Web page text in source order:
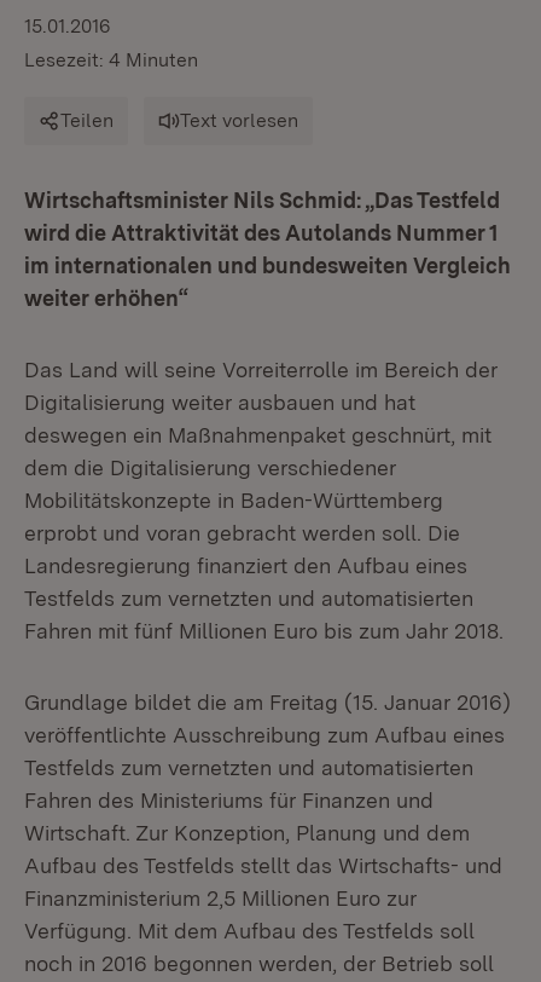
15.01.2016
Lesezeit: 4 Minuten
Teilen Text vorlesen
Wirtschaftsminister Nils Schmid: „Das Testfeld
wird die Attraktivität des Autolands Nummer 1
im internationalen und bundesweiten Vergleich
weiter erhöhen“
Das Land will seine Vorreiterrolle im Bereich der
Digitalisierung weiter ausbauen und hat
deswegen ein Maßnahmenpaket geschnürt, mit
dem die Digitalisierung verschiedener
Mobilitätskonzepte in Baden-Württemberg
erprobt und voran ge­bracht werden soll. Die
Landesregierung finanziert den Aufbau eines
Testfelds zum vernetzten und automatisierten
Fahren mit fünf Millionen Euro bis zum Jahr 2018.
Grundlage bildet die am Freitag (15. Januar 2016)
veröffentlichte Ausschreibung zum Aufbau eines
Testfelds zum vernetzten und automatisierten
Fahren des Mi­nisteriums für Finanzen und
Wirtschaft. Zur Konzeption, Planung und dem
Auf­bau des Testfelds stellt das Wirtschafts- und
Finanzministerium 2,5 Millionen Eu­ro zur
Verfügung. Mit dem Aufbau des Testfelds soll
noch in 2016 begonnen werden, der Betrieb soll